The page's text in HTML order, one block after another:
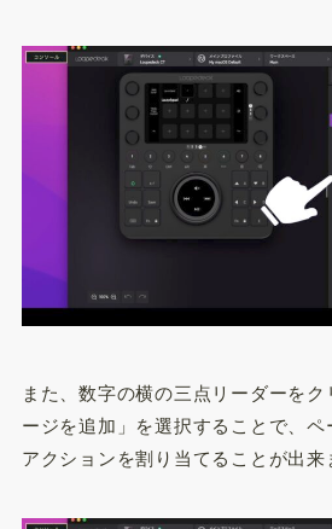
また、数字の横の三点リーダーを
ージを追加」を選択することで、
アクションを割り当てることが出来